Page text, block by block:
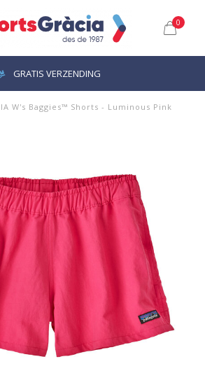
0
GRATIS VERZENDING
W's Baggies™ Shorts - Luminous Pink